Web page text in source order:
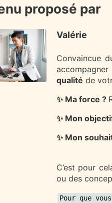
proposé par
Valérie
Convaincue
qualité de
✨ Ma force ?
✨ Mon
✨ Mon
C’est pour
ou des
Pour que